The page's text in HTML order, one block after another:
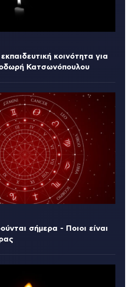
κοινότητα για
Κατσωνόπουλου
σήμερα - Ποιοι είναι